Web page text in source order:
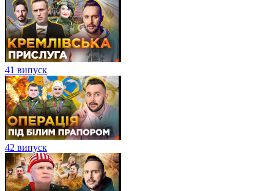
41 випуск
42 випуск